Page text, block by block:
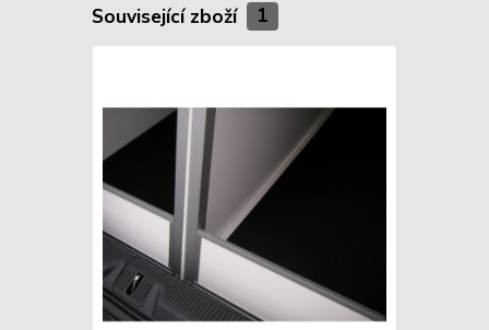
Související zboží 1